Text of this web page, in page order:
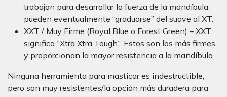
trabajan para desarrollar la fuerza de la mandíbula
pueden eventualmente “graduarse” del suave al XT.
XXT / Muy Firme (Royal Blue o Forest Green) – XXT
significa “Xtra Xtra Tough”. Estos son los más firmes
y proporcionan la mayor resistencia a la mandíbula.
Ninguna herramienta para masticar es indestructible,
pero son muy resistentes/la opción más duradera para